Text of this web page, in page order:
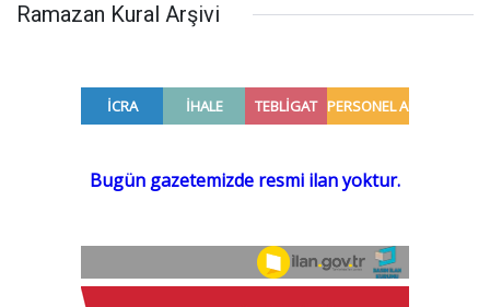
Ramazan Kural Arşivi